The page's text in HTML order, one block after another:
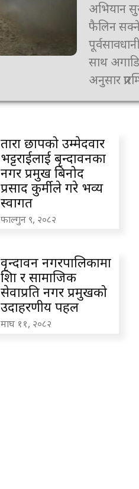
अभियान
फैलिन
साथ अगाडि बढाएको हो।
अनुसार
तारा छापको उम्मेदवार
भट्टराईलाई बृन्दावनका
नगर प्रमुख बिनोद
प्रसाद कुर्मीले गरे भव्य
स्वागत
फाल्गुन ९, २०८२
वृन्दावन नगरपालिकामा
शिक्षा र सामाजिक
सेवाप्रति नगर प्रमुखको
उदाहरणीय पहल
माघ ११, २०८२